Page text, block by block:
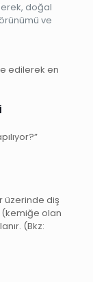
doğal
ve
edilerek en
üzerinde diş
(kemiğe olan
(Bkz: